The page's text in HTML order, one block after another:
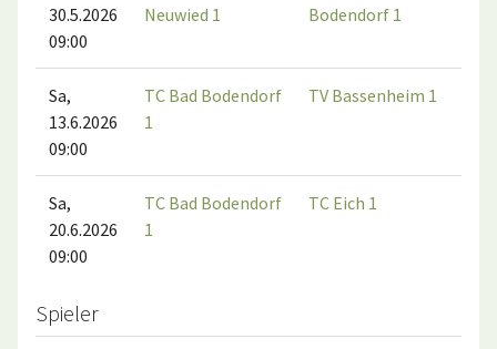
30.5.2026
09:00
Neuwied 1
Bodendorf 1
Sa,
13.6.2026
09:00
TC Bad Bodendorf
1
TV Bassenheim 1
Sa,
20.6.2026
09:00
TC Bad Bodendorf
1
TC Eich 1
Spieler